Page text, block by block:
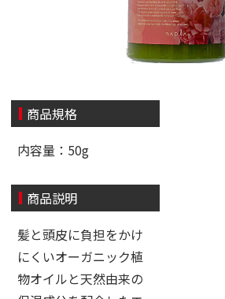
商品規格
内容量：50g
商品説明
髪と頭皮に負担をかけ
にくいオーガニック植
物オイルと天然由来の